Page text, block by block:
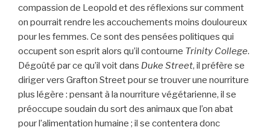
compassion de Leopold et des réflexions sur comment
on pourrait rendre les accouchements moins douloureux
pour les femmes. Ce sont des pensées politiques qui
occupent son esprit alors qu’il contourne Trinity College.
Dégoûté par ce qu’il voit dans Duke Street, il préfère se
diriger vers Grafton Street pour se trouver une nourriture
plus légère : pensant à la nourriture végétarienne, il se
préoccupe soudain du sort des animaux que l’on abat
pour l’alimentation humaine ; il se contentera donc